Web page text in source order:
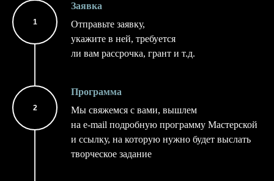
Заявка
Отправьте заявку,
укажите в ней, требуется
ли вам рассрочка, грант и т.д.
Программа
Мы свяжемся с вами, вышлем
на e-mail подробную программу Мастерской
и ссылку, на которую нужно будет выслать
творческое задание